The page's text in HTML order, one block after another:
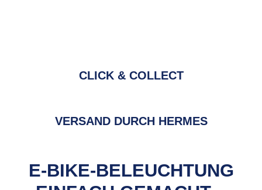
CLICK & COLLECT
VERSAND DURCH HERMES
E-BIKE-BELEUCHTUNG